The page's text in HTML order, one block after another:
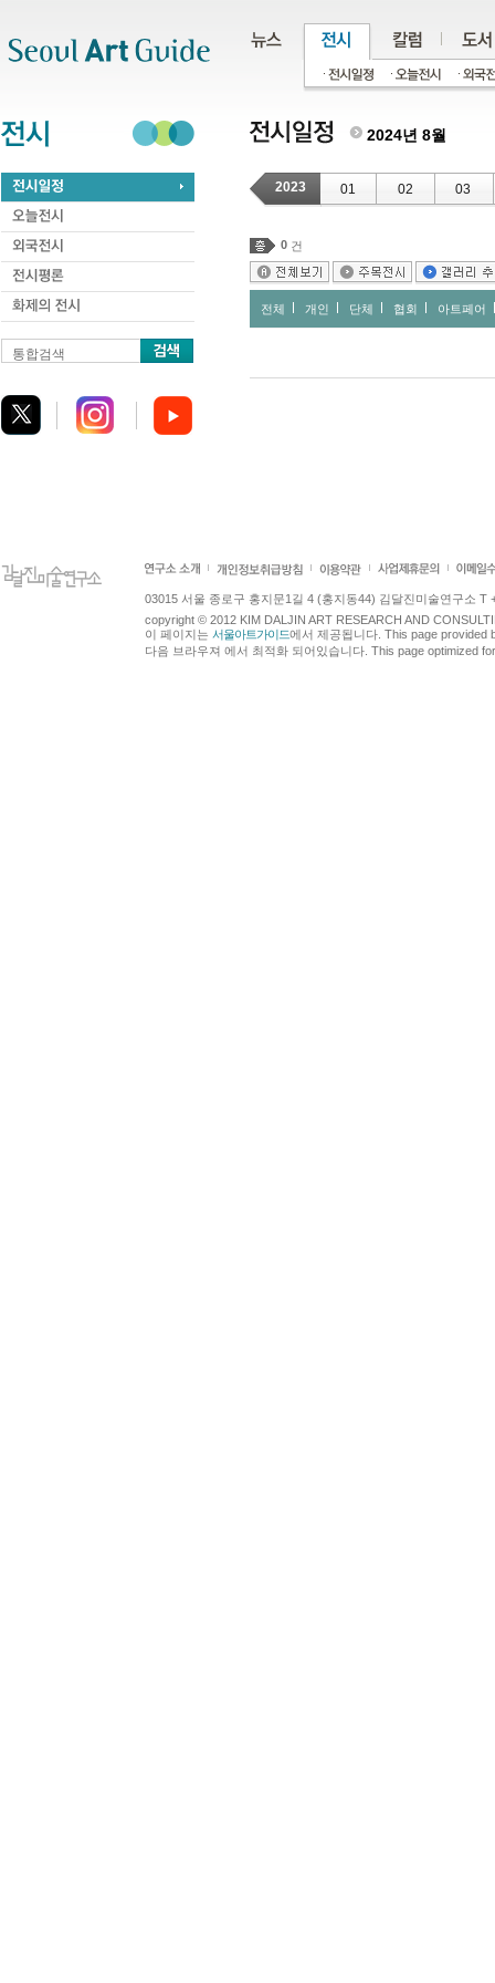
통합검색
2024년 8월
2023 01 02 03
0 건
전체 개인 단체 협회 아트페어
03015 서울 종로구 홍지문1길 4 (홍지동44) 김달진미술연구소 T
copyright © 2012 KIM DALJIN ART RESEARCH AND
이 페이지는 서울아트가이드에서 제공됩니다. This page provided
다음 브라우져 에서 최적화 되어있습니다. This page optimized